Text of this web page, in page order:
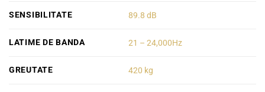
SENSIBILITATE 89.8 dB
LATIME DE BANDA 21 – 24,000Hz
GREUTATE 420 kg